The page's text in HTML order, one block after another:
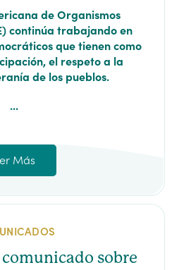
de Organismos
continúa trabajando en
que tienen como
el respeto a la
de los pueblos.
...
Más
sobre